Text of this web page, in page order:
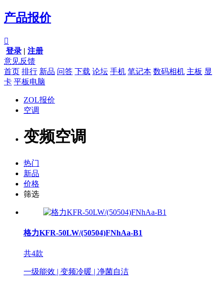
产品报价

登录 | 注册
意见反馈
首页 排行 新品 问答 下载 论坛 手机 笔记本 数码相机 主板 显
卡 平板电脑
ZOL报价
空调
变频空调
热门
新品
价格
筛选
格力KFR-50LW/(50504)FNhAa-B1
共4款
一级能效 | 变频冷暖 | 净菌自洁